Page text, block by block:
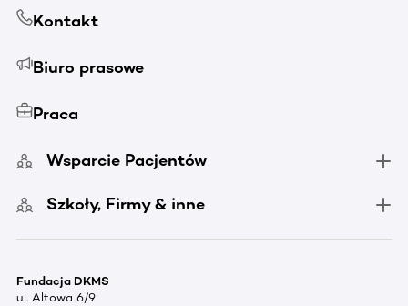
Kontakt
Biuro prasowe
Praca
Wsparcie Pacjentów
Szkoły, Firmy & inne
Fundacja DKMS
ul. Altowa 6/9